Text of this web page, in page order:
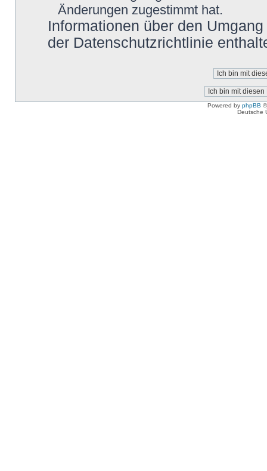
Änderungen zugestimmt hat.
Informationen über den
der Datenschutzrichtlinie
Powered by phpBB
Deutsche